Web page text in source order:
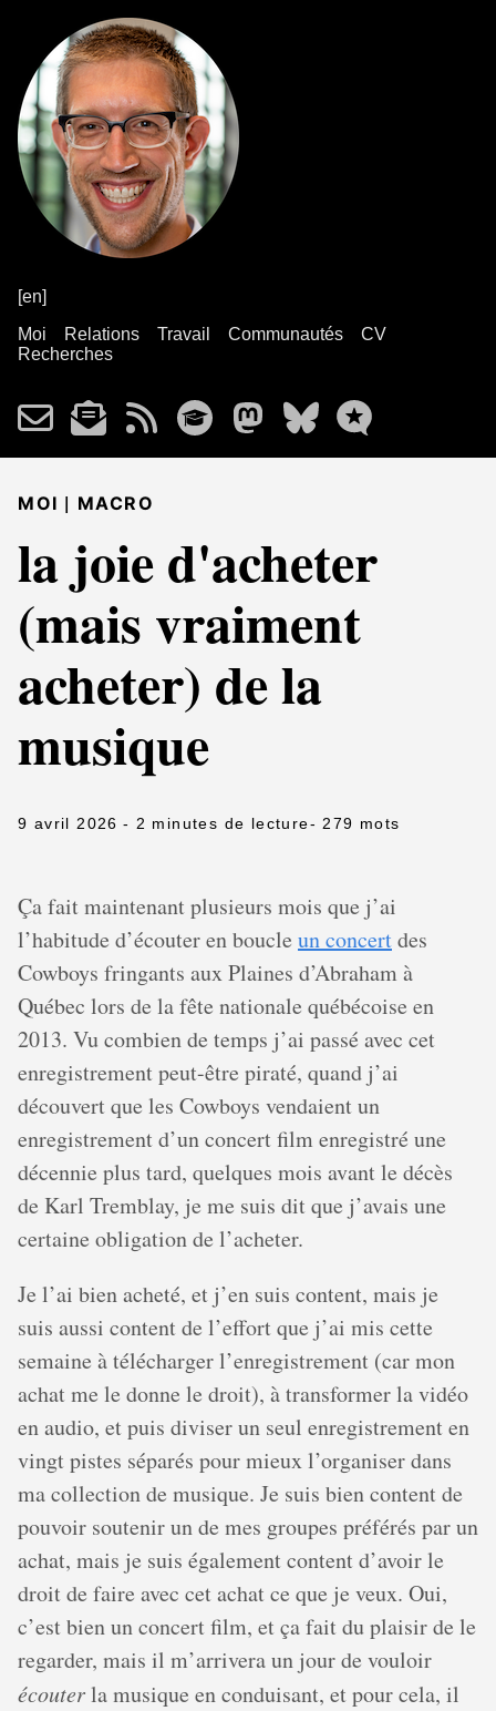
[en]
Moi
Relations Travail Communautés
CV
Recherches
MOI | MACRO
la joie d'acheter
(mais vraiment
acheter) de la
musique
9 avril 2026 - 2 minutes de lecture- 279 mots
Ça fait maintenant plusieurs mois que j’ai
l’habitude d’écouter en boucle un concertdes
Cowboys fringants aux Plaines d’Abraham à
Québec lors de la fête nationale québécoise en
2013. Vu combien de temps j’ai passé avec cet
enregistrement peut-être piraté, quand j’ai
découvert que les Cowboys vendaient un
enregistrement d’un concert film enregistré une
décennie plus tard, quelques mois avant le décès
de Karl Tremblay, je me suis dit que j’avais une
certaine obligation de l’acheter.
Je l’ai bien acheté, et j’en suis content, mais je
suis aussi content de l’effort que j’ai mis cette
semaine à télécharger l’enregistrement (car mon
achat me le donne le droit), à transformer la vidéo
en audio, et puis diviser un seul enregistrement en
vingt pistes séparés pour mieux l’organiser dans
ma collection de musique. Je suis bien content de
pouvoir soutenir un de mes groupes préférés par un
achat, mais je suis également content d’avoir le
droit de faire avec cet achat ce que je veux. Oui,
c’est bien un concert film, et ça fait du plaisir de le
regarder, mais il m’arrivera un jour de vouloir
écouterla musique en conduisant, et pour cela, il